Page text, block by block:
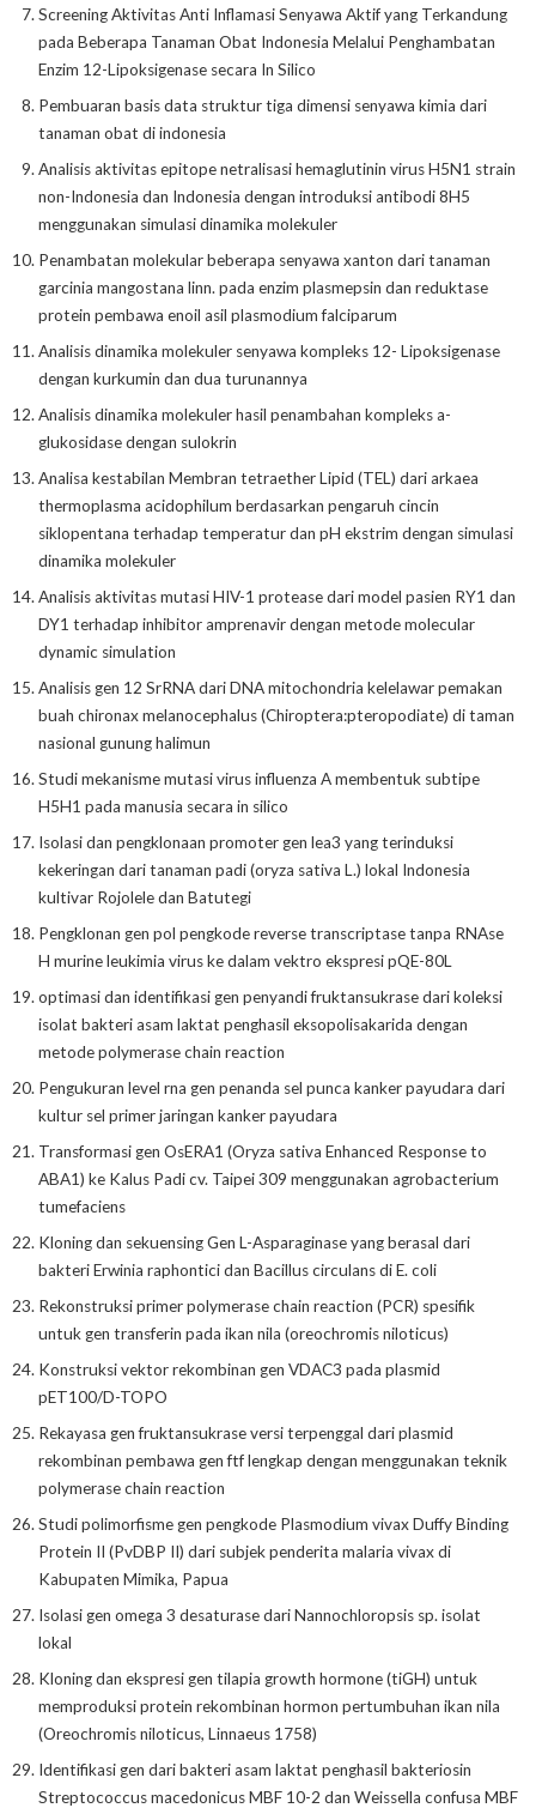
Screening Aktivitas Anti Inflamasi Senyawa Aktif yang Terkandung
pada Beberapa Tanaman Obat Indonesia Melalui Penghambatan
Enzim 12-Lipoksigenase secara In Silico
Pembuaran basis data struktur tiga dimensi senyawa kimia dari
tanaman obat di indonesia
Analisis aktivitas epitope netralisasi hemaglutinin virus H5N1 strain
non-Indonesia dan Indonesia dengan introduksi antibodi 8H5
menggunakan simulasi dinamika molekuler
Penambatan molekular beberapa senyawa xanton dari tanaman
garcinia mangostana linn. pada enzim plasmepsin dan reduktase
protein pembawa enoil asil plasmodium falciparum
Analisis dinamika molekuler senyawa kompleks 12- Lipoksigenase
dengan kurkumin dan dua turunannya
Analisis dinamika molekuler hasil penambahan kompleks a-
glukosidase dengan sulokrin
Analisa kestabilan Membran tetraether Lipid (TEL) dari arkaea
thermoplasma acidophilum berdasarkan pengaruh cincin
siklopentana terhadap temperatur dan pH ekstrim dengan simulasi
dinamika molekuler
Analisis aktivitas mutasi HIV-1 protease dari model pasien RY1 dan
DY1 terhadap inhibitor amprenavir dengan metode molecular
dynamic simulation
Analisis gen 12 SrRNA dari DNA mitochondria kelelawar pemakan
buah chironax melanocephalus (Chiroptera:pteropodiate) di taman
nasional gunung halimun
Studi mekanisme mutasi virus influenza A membentuk subtipe
H5H1 pada manusia secara in silico
Isolasi dan pengklonaan promoter gen lea3 yang terinduksi
kekeringan dari tanaman padi (oryza sativa L.) lokal Indonesia
kultivar Rojolele dan Batutegi
Pengklonan gen pol pengkode reverse transcriptase tanpa RNAse
H murine leukimia virus ke dalam vektro ekspresi pQE-80L
optimasi dan identifikasi gen penyandi fruktansukrase dari koleksi
isolat bakteri asam laktat penghasil eksopolisakarida dengan
metode polymerase chain reaction
Pengukuran level rna gen penanda sel punca kanker payudara dari
kultur sel primer jaringan kanker payudara
Transformasi gen OsERA1 (Oryza sativa Enhanced Response to
ABA1) ke Kalus Padi cv. Taipei 309 menggunakan agrobacterium
tumefaciens
Kloning dan sekuensing Gen L-Asparaginase yang berasal dari
bakteri Erwinia raphontici dan Bacillus circulans di E. coli
Rekonstruksi primer polymerase chain reaction (PCR) spesifik
untuk gen transferin pada ikan nila (oreochromis niloticus)
Konstruksi vektor rekombinan gen VDAC3 pada plasmid
pET100/D-TOPO
Rekayasa gen fruktansukrase versi terpenggal dari plasmid
rekombinan pembawa gen ftf lengkap dengan menggunakan teknik
polymerase chain reaction
Studi polimorfisme gen pengkode Plasmodium vivax Duffy Binding
Protein II (PvDBP II) dari subjek penderita malaria vivax di
Kabupaten Mimika, Papua
Isolasi gen omega 3 desaturase dari Nannochloropsis sp. isolat
lokal
Kloning dan ekspresi gen tilapia growth hormone (tiGH) untuk
memproduksi protein rekombinan hormon pertumbuhan ikan nila
(Oreochromis niloticus, Linnaeus 1758)
Identifikasi gen dari bakteri asam laktat penghasil bakteriosin
Streptococcus macedonicus MBF 10-2 dan Weissella confusa MBF